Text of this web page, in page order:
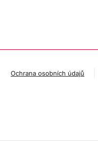
Ochrana osobních údajů